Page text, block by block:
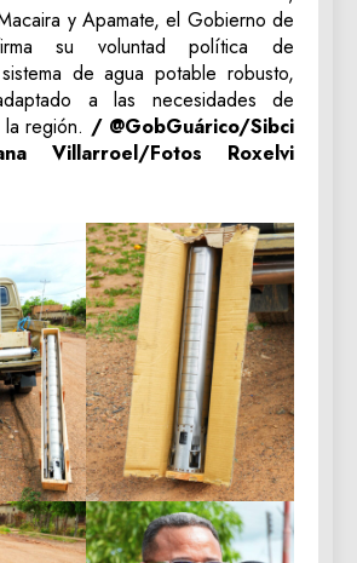
y Apamate, el Gobierno de
su voluntad política de
de agua potable robusto,
a las necesidades de
región. / @GobGuárico/‎Sibci
Villarroel/Fotos Roxelvi